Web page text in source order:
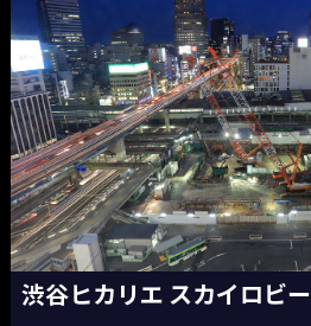
渋谷ヒカリエ スカイロビー